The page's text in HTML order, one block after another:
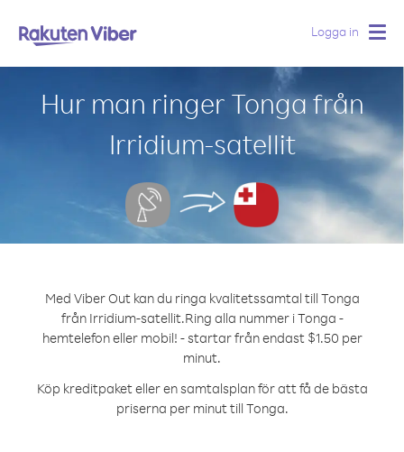
Logga in
Hur man ringer Tonga från
Irridium-satellit
Med Viber Out kan du ringa kvalitetssamtal till Tonga
från Irridium-satellit.Ring alla nummer i Tonga -
hemtelefon eller mobil! - startar från endast $1.50 per
minut.
Köp kreditpaket eller en samtalsplan för att få de bästa
priserna per minut till Tonga.